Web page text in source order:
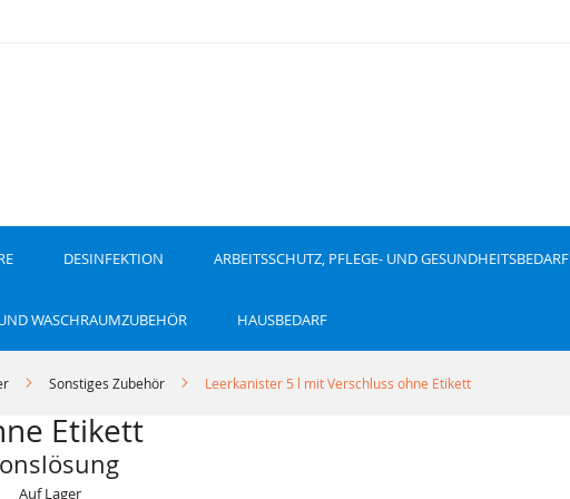
DESINFEKTION ARBEITSSCHUTZ, PFLEGE- UND GESUNDHEITSBEDARF
WASCHRAUMZUBEHÖR HAUSBEDARF
Sonstiges Zubehör Leerkanister 5 l mit Verschluss ohne Etikett
Etikett
Auf Lager